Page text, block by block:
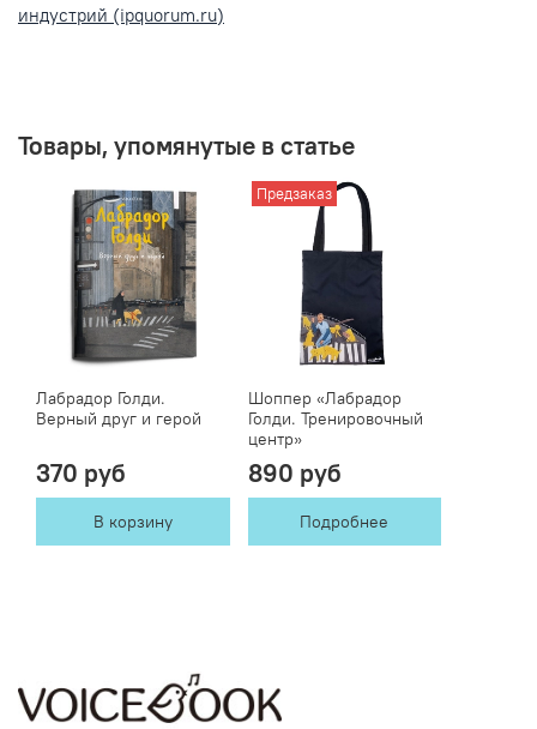
индустрий (ipquorum.ru)
Товары, упомянутые в статье
Лабрадор Голди.
Верный друг и герой
370 руб
В корзину
Предзаказ
Шоппер «Лабрадор
Голди. Тренировочный
центр»
890 руб
Подробнее